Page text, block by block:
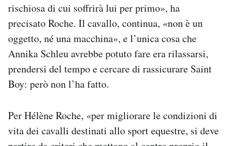
rischiosa di cui soffrirà lui per primo», ha
precisato Roche. Il cavallo, continua, «non è un
oggetto, né una macchina», e l’unica cosa che
Annika Schleu avrebbe potuto fare era rilassarsi,
prendersi del tempo e cercare di rassicurare Saint
Boy: però non l’ha fatto.
Per Hélène Roche, «per migliorare le condizioni di
vita dei cavalli destinati allo sport equestre, si deve